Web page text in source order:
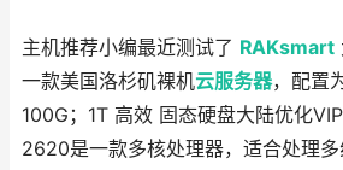
主机推荐小编最近测试了 RAKsmart
一款美国洛杉矶裸机云服务器，配置
100G；1T 高效 固态硬盘大陆优化
2620是一款多核处理器，适合处理